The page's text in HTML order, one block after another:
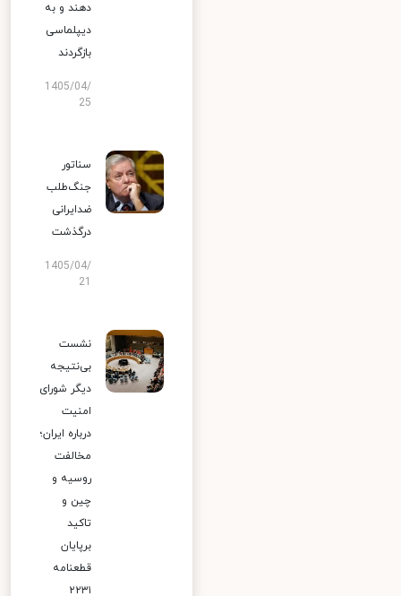
دهند و به
دیپلماسی
بازگردند
1405/04/
25
سناتور
جنگ‌طلب
ضدایرانی
درگذشت
1405/04/
نشست
بی‌نتیجه
دیگر شورای
امنیت
درباره ایران؛
مخالفت
روسیه و
چین و
تاکید
برپایان
قطعنامه
۲۲۳۱